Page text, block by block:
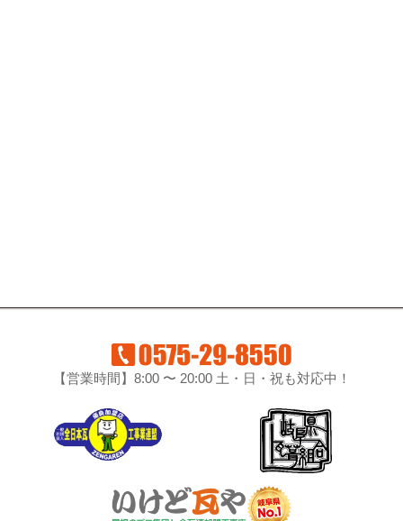
【営業時間】8:00 〜 20:00 土・日・祝も対応中！